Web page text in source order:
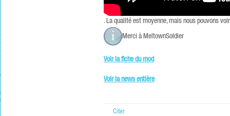
. La qualité est moyenne, mais nous pouvons
Merci à MeltownSoldier
Voir la fiche du mod
Voir la news entière
Citer